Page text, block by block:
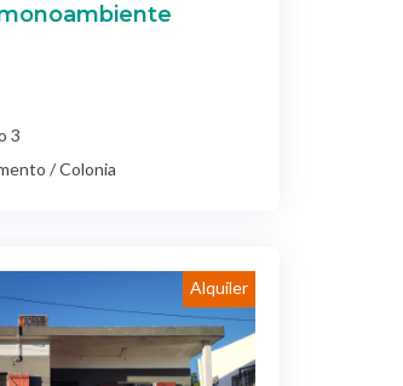
3
/ Colonia
Alquiler